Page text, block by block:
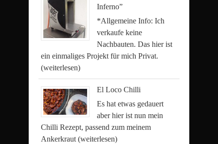
Inferno”
*Allgemeine Info: Ich
verkaufe keine
Nachbauten. Das hier ist
ein einmaliges Projekt für mich Privat.
(weiterlesen)
El Loco Chilli
Es hat etwas gedauert
aber hier ist nun mein
Chilli Rezept, passend zum meinem
Ankerkraut (weiterlesen)